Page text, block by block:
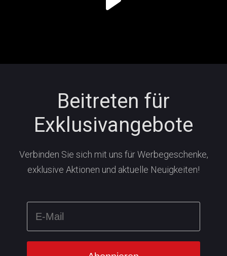
Beitreten für
Exklusivangebote
Verbinden Sie sich mit uns für Werbegeschenke,
exklusive Aktionen und aktuelle Neuigkeiten!